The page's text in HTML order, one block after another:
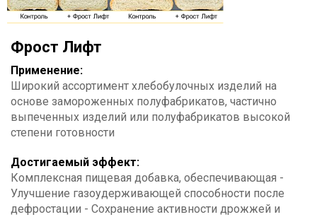
Фрост Лифт
Применение:
Широкий ассортимент хлебобулочных изделий на
основе замороженных полуфабрикатов, частично
выпеченных изделий или полуфабрикатов высокой
степени готовности
Достигаемый эффект:
Комплексная пищевая добавка, обеспечивающая -
Улучшение газоудерживающей способности после
дефростации - Сохранение активности дрожжей и